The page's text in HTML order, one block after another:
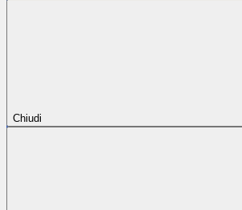
Chiudi